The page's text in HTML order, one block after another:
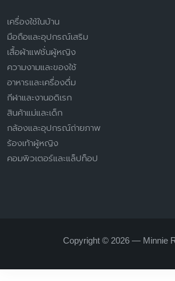
เครื่องใช้ในบ้าน
มือถือและอุปกรณ์เสริม
เสื้อผ้าแฟชั่นผู้หญิง
ความงามและของใช้
อาหารและเครื่องดื่ม
กีฬาและงานอดิเรก
สินค้าแม่และเด็ก
กล้องและอุปกรณ์ถ่ายภาพ
ร้องเท้าผู้หญิง
คอมพิวเตอร์และแล็ปท็อป
Copyright © 2026 — Minnie